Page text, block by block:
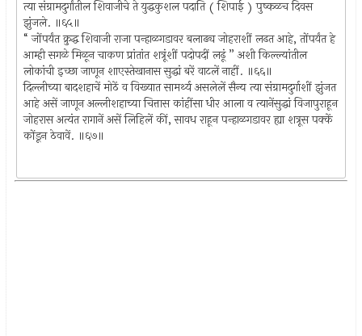
त्या संग्रामदुर्गांतील शिवाजीचे ते युद्धकुशल पदाति ( शिपाई ) पुष्कळच दिवस
झुंजले. ॥६५॥
“ जोंपर्यंत क्रुद्ध शिवाजी राजा पन्हाळगडावर बलाढ्य जोहराशीं लढत आहे, तोंपर्यंत हे
आम्ही सगळे मिळून चाकण प्रांतांत शत्रूंशीं पदोपदीं लढूं ” अशी किल्ल्यांतील
लोकांची इच्छा जाणून शाएस्तेखानास सुद्धां बरें वाटलें नाहीं. ॥६६॥
दिल्लीच्या बादशहाचें मोठें व विख्यात सामर्थ्य असलेलें सैन्य त्या संग्रामदुर्गाशीं झुंजत
आहे असें जाणून अल्लीशहाच्या चित्तास कांहींसा धीर आला व त्यानेंसुद्धां विजापुराहून
जोहरास अत्यंत रागानें असें लिहिलें कीं, सावध राहून पन्हाळगडावर ह्या शत्रूस पक्कें
कोंडून ठेवावें. ॥६७॥